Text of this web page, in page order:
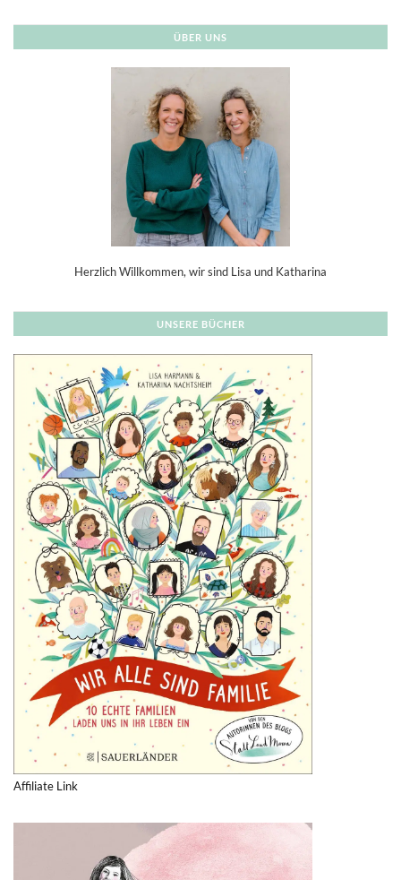
ÜBER UNS
Herzlich Willkommen, wir sind Lisa und Katharina
UNSERE BÜCHER
Affiliate Link